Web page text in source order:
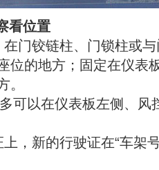
看位置
门铰链柱、门锁柱或
位的地方；固定在仪表
。
可以在仪表板左侧、风
，新的行驶证在“车架